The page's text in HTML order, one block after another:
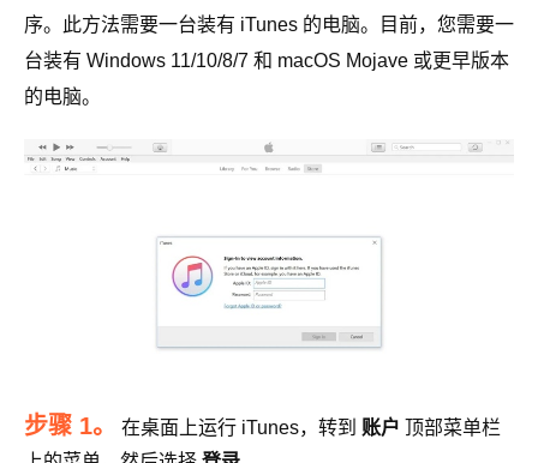
序。此方法需要一台装有 iTunes 的电脑。目前，您需要一
台装有 Windows 11/10/8/7 和 macOS Mojave 或更早版本
的电脑。
步骤 1。 在桌面上运行 iTunes，转到 账户 顶部菜单栏